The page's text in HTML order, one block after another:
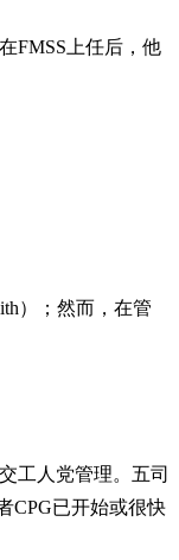
FMSS上任后，他
）；然而，在管
工人党管理。五司
CPG已开始或很快